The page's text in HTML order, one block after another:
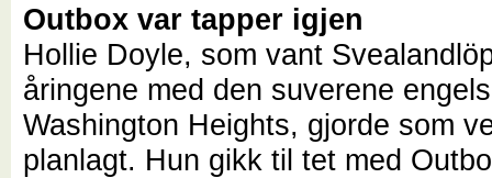
Outbox var tapper igjen
Hollie Doyle, som vant
åringene med den suverene
Washington Heights, gjorde som
planlagt. Hun gikk til tet med